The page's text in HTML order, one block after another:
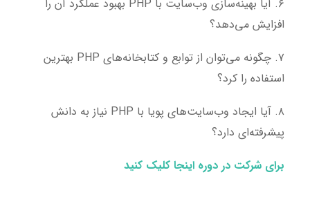
۶. آیا بهینه‌سازی وب‌سایت با PHP بهبود عملکرد آن را
افزایش می‌دهد؟
۷. چگونه می‌توان از توابع و کتابخانه‌های PHP بهترین
استفاده را کرد؟
۸. آیا ایجاد وب‌سایت‌های پویا با PHP نیاز به دانش
پیشرفته‌ای دارد؟
برای شرکت در دوره اینجا کلیک کنید